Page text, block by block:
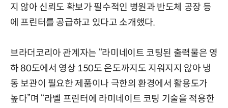
지 않아 신뢰도 확보가 필수적인 병원과 반도체 공장 등
에 프린터를 공급하고 있다고 소개했다.
브라더코리아 관계자는 “라미네이트 코팅된 출력물은 영
하 80도에서 영상 150도 온도까지도 지워지지 않아 냉
동 보관이 필요한 제품이나 극한의 환경에서 활용도가
높다”며 “라벨 프린터에 라미네이트 코팅 기술을 적용한